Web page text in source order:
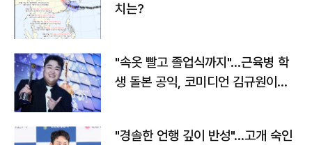
치는?
"속옷 빨고 졸업식까지"…근육병 학
생 돌본 공익, 코미디언 김규원이었
"경솔한 언행 깊이 반성"…고개 숙인